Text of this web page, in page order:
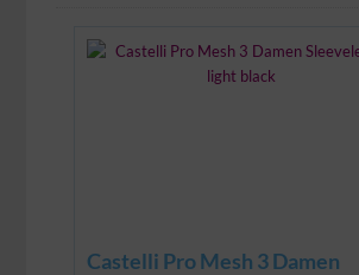
Castelli Pro Mesh 3 Damen